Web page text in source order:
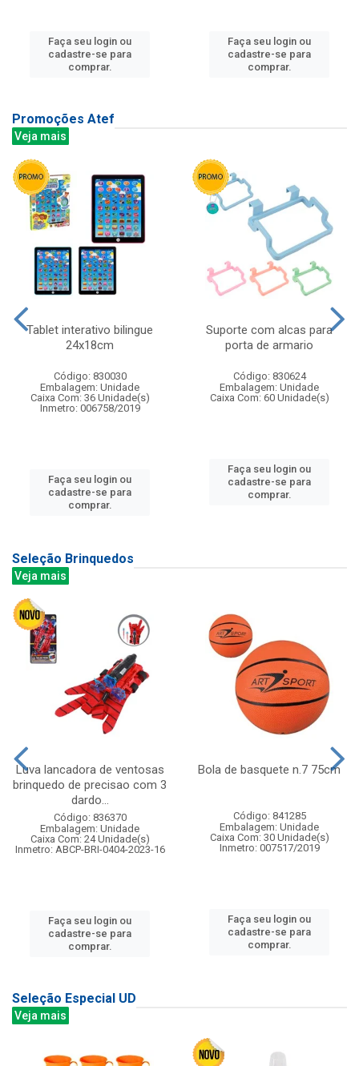
Faça seu login ou
cadastre-se para
comprar.
Faça seu login ou
cadastre-se para
comprar.
Promoções Atef
Veja mais
Tablet interativo bilingue
24x18cm
Código: 830030
Embalagem: Unidade
Caixa Com: 36 Unidade(s)
Inmetro: 006758/2019
Faça seu login ou
cadastre-se para
comprar.
Suporte com alcas para
porta de armario
Código: 830624
Embalagem: Unidade
Caixa Com: 60 Unidade(s)
Faça seu login ou
cadastre-se para
comprar.
Seleção Brinquedos
Veja mais
Luva lancadora de ventosas
brinquedo de precisao com 3
dardo...
Código: 836370
Embalagem: Unidade
Caixa Com: 24 Unidade(s)
Inmetro: ABCP-BRI-0404-2023-16
Faça seu login ou
cadastre-se para
comprar.
Bola de basquete n.7 75cm
Código: 841285
Embalagem: Unidade
Caixa Com: 30 Unidade(s)
Inmetro: 007517/2019
Faça seu login ou
cadastre-se para
comprar.
Seleção Especial UD
Veja mais